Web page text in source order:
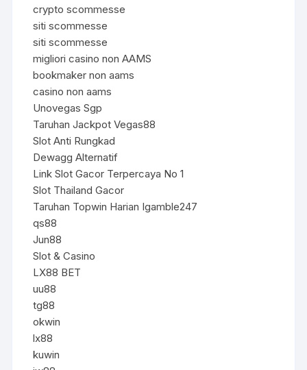
crypto scommesse
siti scommesse
siti scommesse
migliori casino non AAMS
bookmaker non aams
casino non aams
Unovegas Sgp
Taruhan Jackpot Vegas88
Slot Anti Rungkad
Dewagg Alternatif
Link Slot Gacor Terpercaya No 1
Slot Thailand Gacor
Taruhan Topwin Harian Igamble247
qs88
Jun88
Slot & Casino
LX88 BET
uu88
tg88
okwin
lx88
kuwin